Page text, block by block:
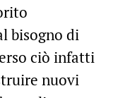
bisogno di
ciò infatti
nuovi